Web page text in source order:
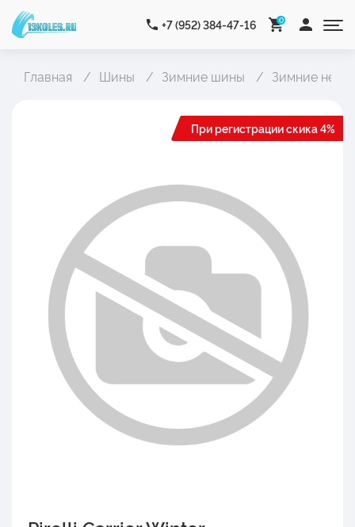
+7 (952) 384-47-16 0
Главная Шины Зимние шины Зимние
При регистрации скика 4%